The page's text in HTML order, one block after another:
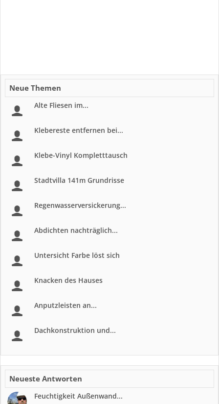
Neue Themen
Alte Fliesen im...
Klebereste entfernen bei...
Klebe-Vinyl Kompletttausch
Stadtvilla 141m Grundrisse
Regenwasserversickerung...
Abdichten nachträglich...
Untersicht Farbe löst sich
Knacken des Hauses
Anputzleisten an...
Dachkonstruktion und...
Neueste Antworten
Feuchtigkeit Außenwand...